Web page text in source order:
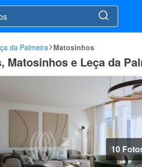
da Palmeira Matosinhos
Matosinhos e Leça da
10